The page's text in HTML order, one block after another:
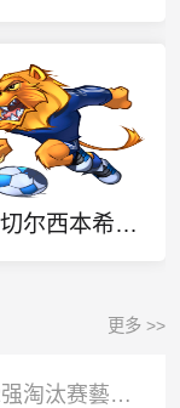
记者：切尔西本希望更早敲定查瓦里亚，但对方一度要价4200万镑
更多 >>
08月04日佛山西甲足球联赛32强淘汰赛藝品高國際VS湛江狂狼·粵辉能源全场录像